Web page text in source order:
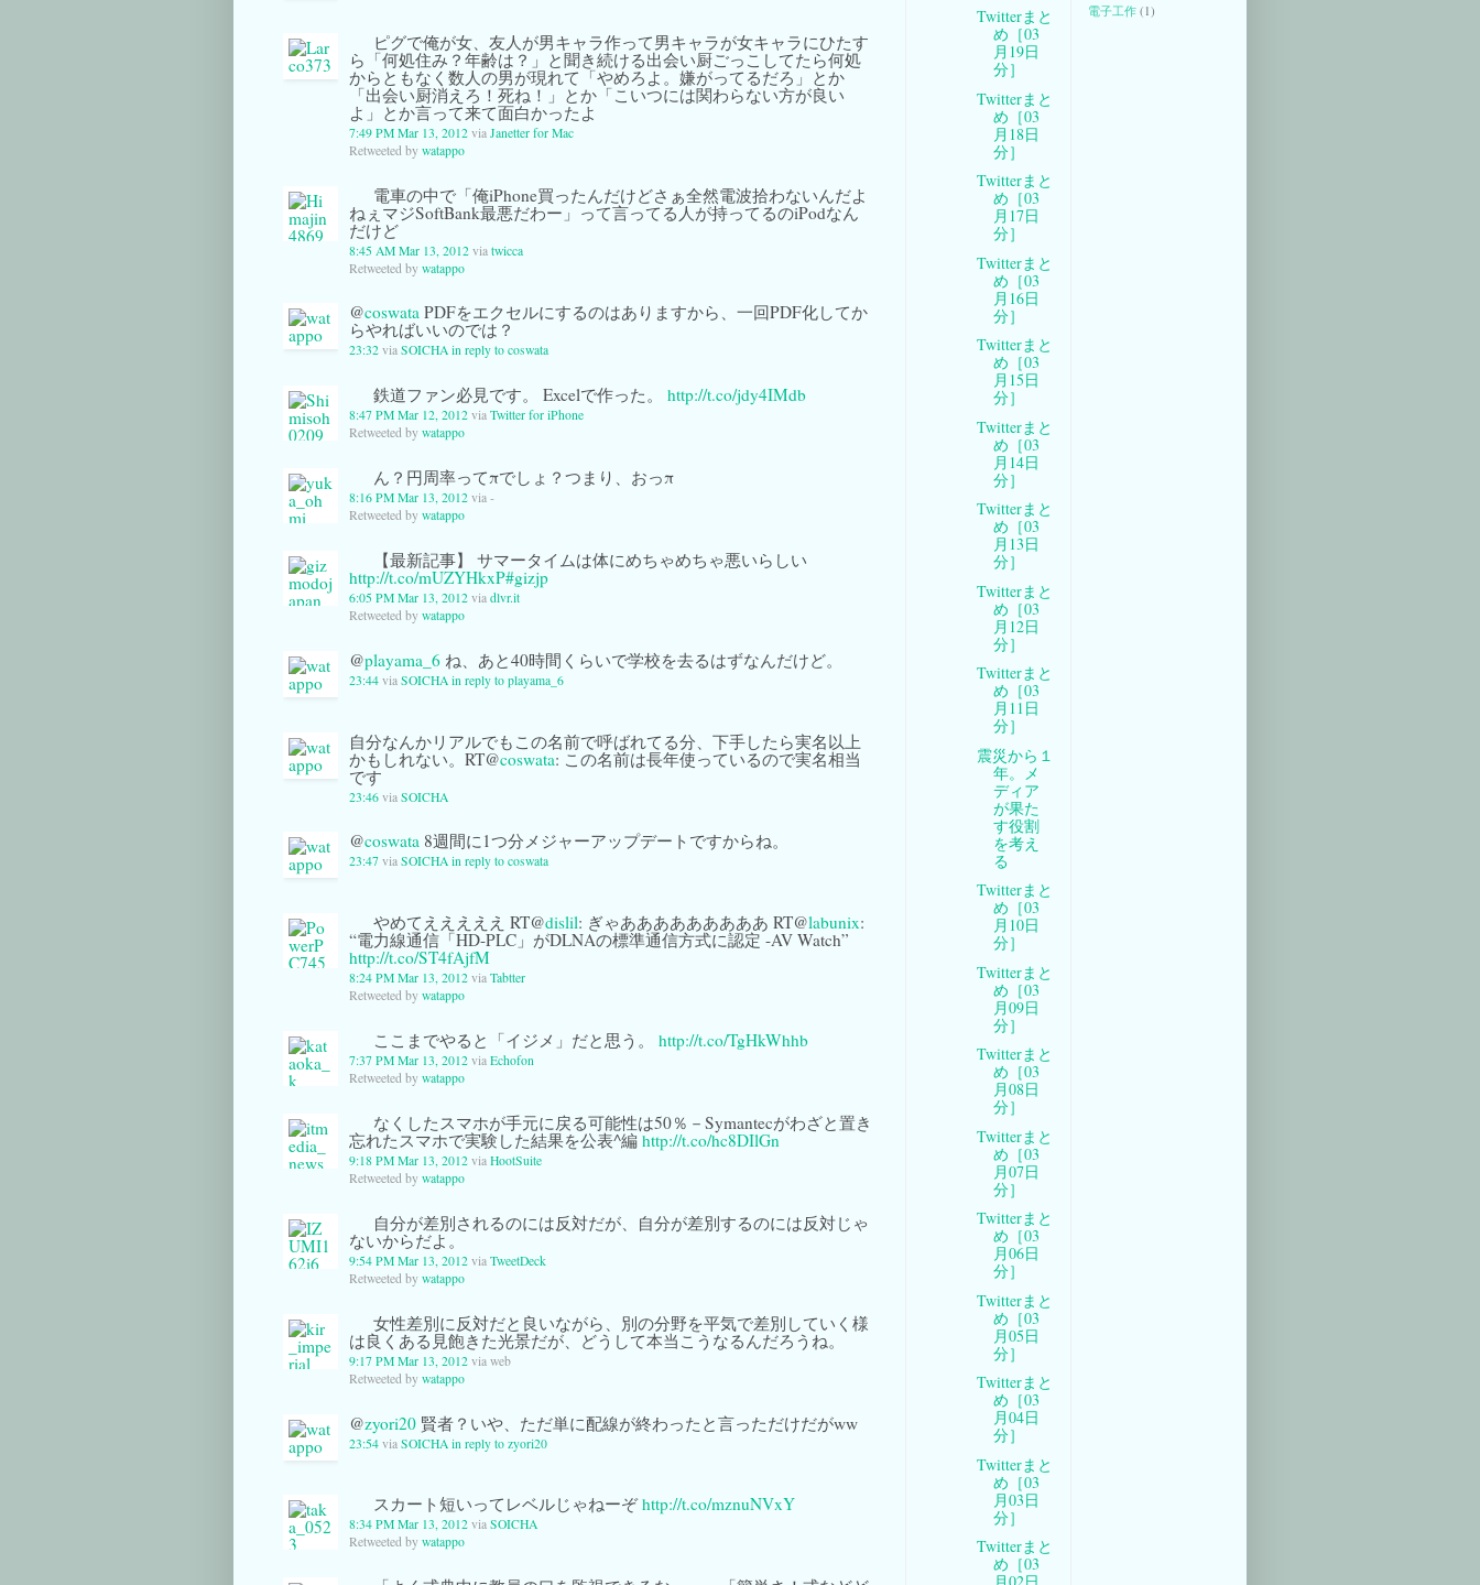
ピグで俺が女、友人が男キャラ作って男キャラが女キャラにひたす
ら「何処住み？年齢は？」と聞き続ける出会い厨ごっこしてたら何処
からともなく数人の男が現れて「やめろよ。嫌がってるだろ」とか
「出会い厨消えろ！死ね！」とか「こいつには関わらない方が良い
よ」とか言って来て面白かったよ
7:49 PM Mar 13, 2012 via Janetter for Mac
Retweeted by watappo
電車の中で「俺iPhone買ったんだけどさぁ全然電波拾わないんだよ
ねぇマジSoftBank最悪だわー」って言ってる人が持ってるのiPodなん
だけど
8:45 AM Mar 13, 2012 via twicca
Retweeted by watappo
@coswata PDFをエクセルにするのはありますから、一回PDF化してか
らやればいいのでは？
23:32 via SOICHA in reply to coswata
鉄道ファン必見です。 Excelで作った。 http://t.co/jdy4IMdb
8:47 PM Mar 12, 2012 via Twitter for iPhone
Retweeted by watappo
ん？円周率ってπでしょ？つまり、おっπ
8:16 PM Mar 13, 2012 via -
Retweeted by watappo
【最新記事】 サマータイムは体にめちゃめちゃ悪いらしい
http://t.co/mUZYHkxP#gizjp
6:05 PM Mar 13, 2012 via dlvr.it
Retweeted by watappo
@playama_6 ね、あと40時間くらいで学校を去るはずなんだけど。
23:44 via SOICHA in reply to playama_6
自分なんかリアルでもこの名前で呼ばれてる分、下手したら実名以上
かもしれない。RT@coswata: この名前は長年使っているので実名相当
です
23:46 via SOICHA
@coswata 8週間に1つ分メジャーアップデートですからね。
23:47 via SOICHA in reply to coswata
やめてえええええ RT@dislil: ぎゃあああああああああ RT@labunix:
“電力線通信「HD-PLC」がDLNAの標準通信方式に認定 -AV Watch”
http://t.co/ST4fAjfM
8:24 PM Mar 13, 2012 via Tabtter
Retweeted by watappo
ここまでやると「イジメ」だと思う。 http://t.co/TgHkWhhb
7:37 PM Mar 13, 2012 via Echofon
Retweeted by watappo
なくしたスマホが手元に戻る可能性は50％－Symantecがわざと置き
忘れたスマホで実験した結果を公表^編http://t.co/hc8DIlGn
9:18 PM Mar 13, 2012 via HootSuite
Retweeted by watappo
自分が差別されるのには反対だが、自分が差別するのには反対じゃ
ないからだよ。
9:54 PM Mar 13, 2012 via TweetDeck
Retweeted by watappo
女性差別に反対だと良いながら、別の分野を平気で差別していく様
は良くある見飽きた光景だが、どうして本当こうなるんだろうね。
9:17 PM Mar 13, 2012 via web
Retweeted by watappo
@zyori20 賢者？いや、ただ単に配線が終わったと言っただけだがww
23:54 via SOICHA in reply to zyori20
スカート短いってレベルじゃねーぞhttp://t.co/mznuNVxY
8:34 PM Mar 13, 2012 via SOICHA
Retweeted by watappo
Twitterまと
め［03
月19日
分］
Twitterまと
め［03
月18日
分］
Twitterまと
め［03
月17日
分］
Twitterまと
め［03
月16日
分］
Twitterまと
め［03
月15日
分］
Twitterまと
め［03
月14日
分］
Twitterまと
め［03
月13日
分］
Twitterまと
め［03
月12日
分］
Twitterまと
め［03
月11日
分］
震災から１
年。メ
ディア
が果た
す役割
を考え
る
Twitterまと
め［03
月10日
分］
Twitterまと
め［03
月09日
分］
Twitterまと
め［03
月08日
分］
Twitterまと
め［03
月07日
分］
Twitterまと
め［03
月06日
分］
Twitterまと
め［03
月05日
分］
Twitterまと
め［03
月04日
分］
Twitterまと
め［03
月03日
分］
Twitterまと
め［03
電子工作 (1)